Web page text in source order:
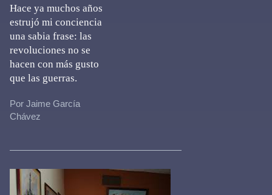
Hace ya muchos años
estrujó mi conciencia
una sabia frase: las
revoluciones no se
hacen con más gusto
que las guerras.
Por Jaime García
Chávez